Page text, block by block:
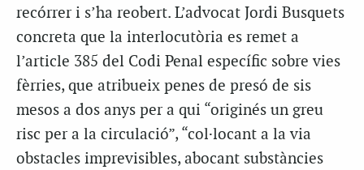
recórrer i s’ha reobert. L’advocat Jordi Busquets
concreta que la interlocutòria es remet a
l’article 385 del Codi Penal específic sobre vies
fèrries, que atribueix penes de presó de sis
mesos a dos anys per a qui “originés un greu
risc per a la circulació”, “col·locant a la via
obstacles imprevisibles, abocant substàncies